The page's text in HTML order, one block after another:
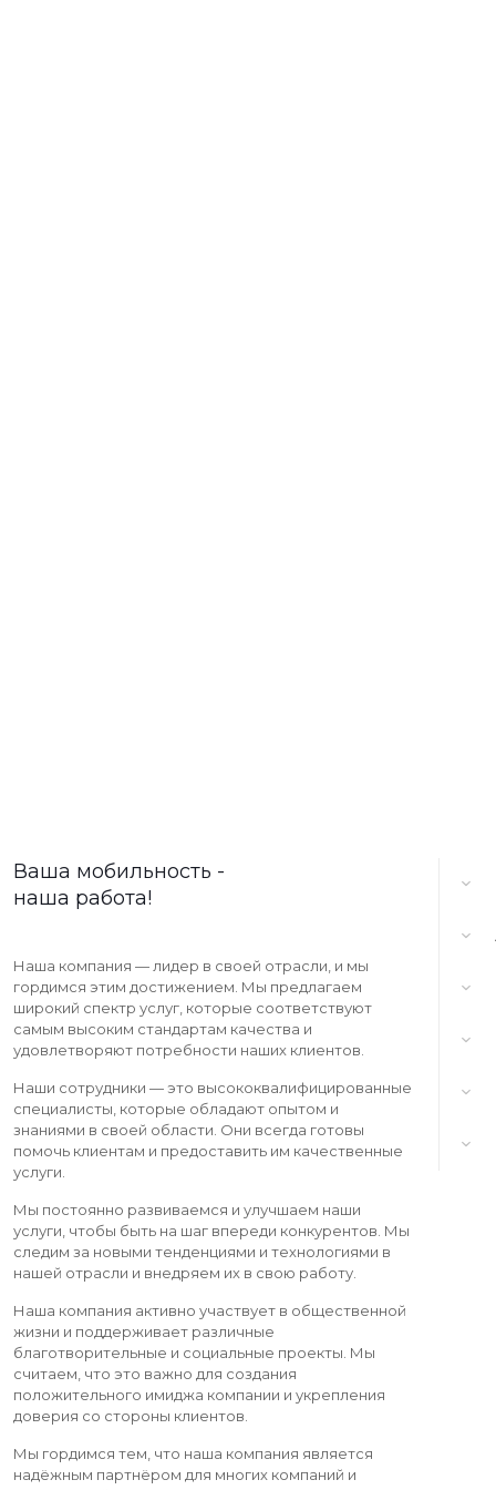
Ваша мобильность -
наша работа!
Наша компания — лидер в своей отрасли, и мы
гордимся этим достижением. Мы предлагаем
широкий спектр услуг, которые соответствуют
самым высоким стандартам качества и
удовлетворяют потребности наших клиентов.
Наши сотрудники — это высококвалифицированные
специалисты, которые обладают опытом и
знаниями в своей области. Они всегда готовы
помочь клиентам и предоставить им качественные
услуги.
Мы постоянно развиваемся и улучшаем наши
услуги, чтобы быть на шаг впереди конкурентов. Мы
следим за новыми тенденциями и технологиями в
нашей отрасли и внедряем их в свою работу.
Наша компания активно участвует в общественной
жизни и поддерживает различные
благотворительные и социальные проекты. Мы
считаем, что это важно для создания
положительного имиджа компании и укрепления
доверия со стороны клиентов.
Мы гордимся тем, что наша компания является
надёжным партнёром для многих компаний и